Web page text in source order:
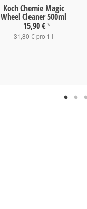
Koch Chemie Magic
Wheel Cleaner 500ml
15,90 € *
31,80 € pro 1 l